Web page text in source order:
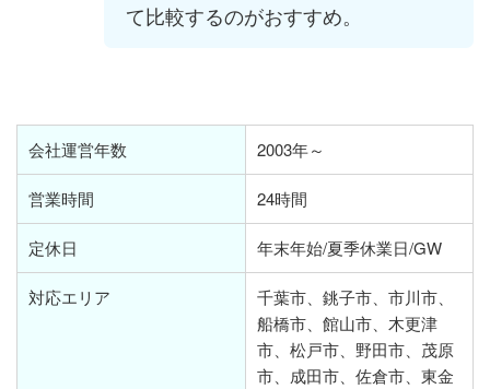
て比較するのがおすすめ。
会社運営年数 2003年～
営業時間 24時間
定休日 年末年始/夏季休業日/GW
対応エリア
千葉市、銚子市、市川市、
船橋市、館山市、木更津
市、松戸市、野田市、茂原
市、成田市、佐倉市、東金